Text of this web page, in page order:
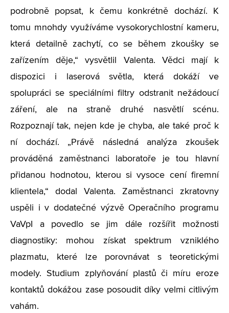
podrobně popsat, k čemu konkrétně dochází. K
tomu mnohdy využíváme vysokorychlostní kameru,
která detailně zachytí, co se během zkoušky se
zařízením děje,“ vysvětlil Valenta. Vědci mají k
dispozici i laserová světla, která dokáží ve
spolupráci se speciálními filtry odstranit nežádoucí
záření, ale na straně druhé nasvětlí scénu.
Rozpoznají tak, nejen kde je chyba, ale také proč k
ní dochází. „Právě následná analýza zkoušek
prováděná zaměstnanci laboratoře je tou hlavní
přidanou hodnotou, kterou si vysoce cení firemní
klientela,“ dodal Valenta. Zaměstnanci zkratovny
uspěli i v dodatečné výzvě Operačního programu
VaVpI a povedlo se jim dále rozšířit možnosti
diagnostiky: mohou získat spektrum vzniklého
plazmatu, které lze porovnávat s teoretickými
modely. Studium zplyňování plastů či míru eroze
kontaktů dokážou zase posoudit díky velmi citlivým
vahám.